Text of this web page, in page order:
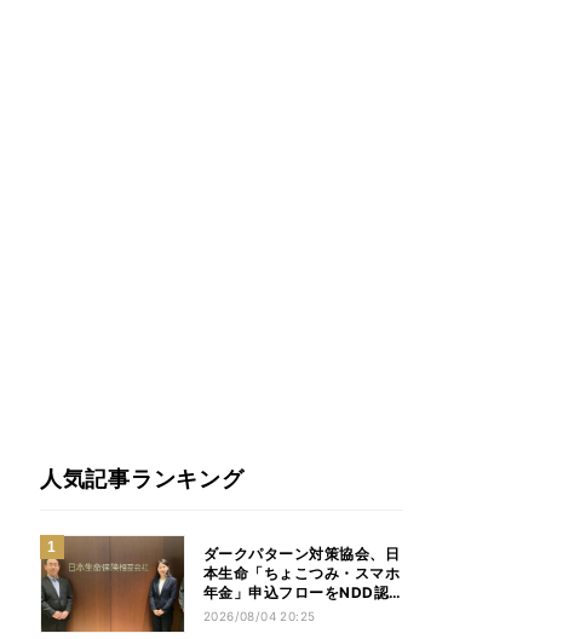
人気記事ランキング
ダークパターン対策協会、日
本生命「ちょこつみ・スマホ
年金」申込フローをNDD認
定
2026/08/04 20:25